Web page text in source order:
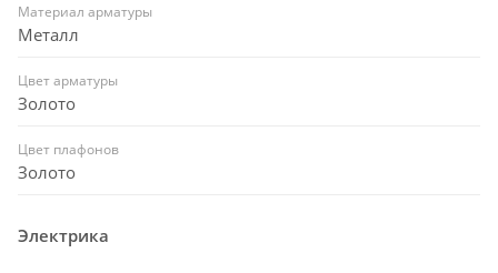
Материал арматуры
Металл
Цвет арматуры
Золото
Цвет плафонов
Золото
Электрика